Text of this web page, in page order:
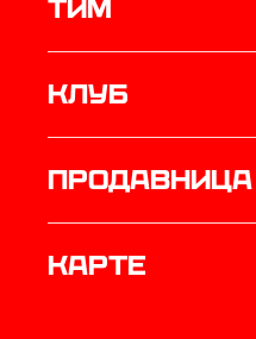
ТИМ
Клуб
продавница
Карте